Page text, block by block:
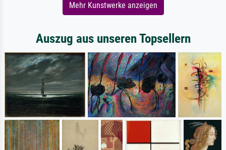
Mehr Kunstwerke anzeigen
Auszug aus unseren Topsellern